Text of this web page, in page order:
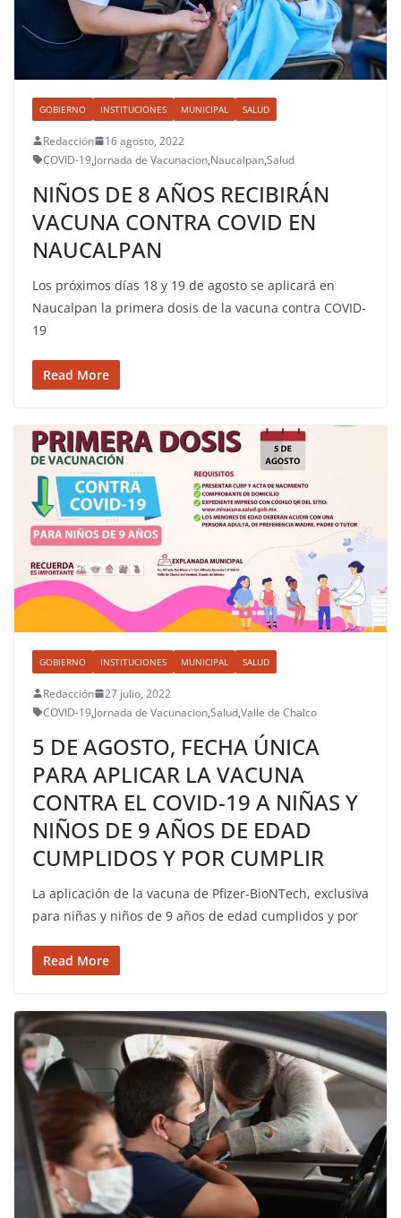
GOBIERNO INSTITUCIONES MUNICIPAL SALUD
Redacción
16 agosto, 2022
COVID-19,Jornada de Vacunacion,Naucalpan,Salud
NIÑOS DE 8 AÑOS RECIBIRÁN
VACUNA CONTRA COVID EN
NAUCALPAN
Los próximos días 18 y 19 de agosto se aplicará en
Naucalpan la primera dosis de la vacuna contra COVID-
19
Read More
GOBIERNO INSTITUCIONES MUNICIPAL SALUD
Redacción
27 julio, 2022
COVID-19,Jornada de Vacunacion,Salud,Valle de Chalco
5 DE AGOSTO, FECHA ÚNICA
PARA APLICAR LA VACUNA
CONTRA EL COVID-19 A NIÑAS Y
NIÑOS DE 9 AÑOS DE EDAD
CUMPLIDOS Y POR CUMPLIR
La aplicación de la vacuna de Pfizer-BioNTech, exclusiva
para niñas y niños de 9 años de edad cumplidos y por
Read More